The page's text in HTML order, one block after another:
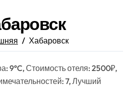
Хабаровск
9°C, Стоимость отеля: 2500₽,
7, Лучший